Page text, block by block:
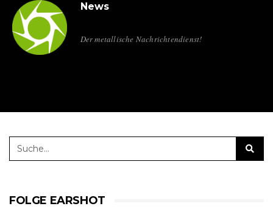
News
Der metallische Nachrichtendienst!
FOLGE EARSHOT